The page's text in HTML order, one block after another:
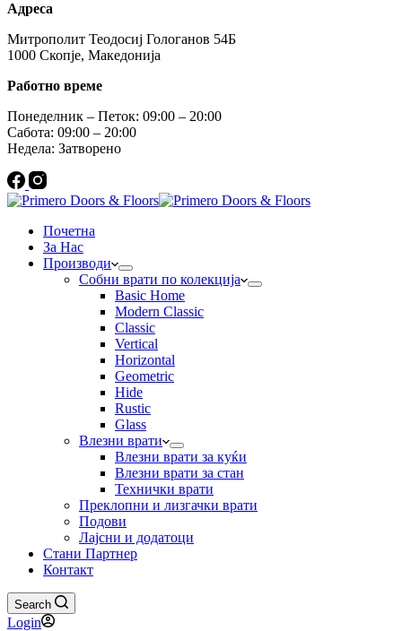
Адреса
Митрополит Теодосиј Гологанов 54Б
1000 Скопје, Македонија
Работно време
Понеделник – Петок: 09:00 – 20:00
Сабота: 09:00 – 20:00
Недела: Затворено
Почетна
За Нас
Производи
Собни врати по колекција
Basic Home
Modern Classic
Classic
Vertical
Horizontal
Geometric
Hide
Rustic
Glass
Влезни врати
Влезни врати за куќи
Влезни врати за стан
Технички врати
Преклопни и лизгачки врати
Подови
Лајсни и додатоци
Стани Партнер
Контакт
Search
Login